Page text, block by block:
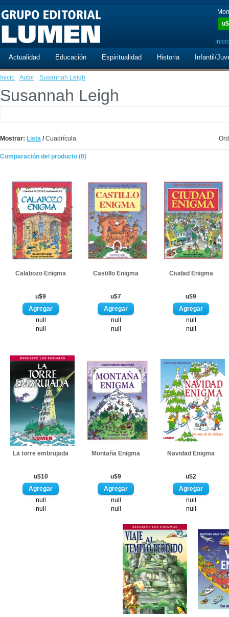
u$
Actualidad Educación Espiritualidad Historia Infantil/
Inicio · Autor · Susannah Leigh
Susannah Leigh
Mostrar: Lista /Cuadrícula
Comparación del producto (0)
Calabozo Enigma
u$9
null
null
Castillo Enigma
u$7
null
null
Ciudad Enigma
u$9
null
null
La torre embrujada
u$10
null
null
Montaña Enigma
u$9
null
null
Navidad Enigma
u$2
null
null